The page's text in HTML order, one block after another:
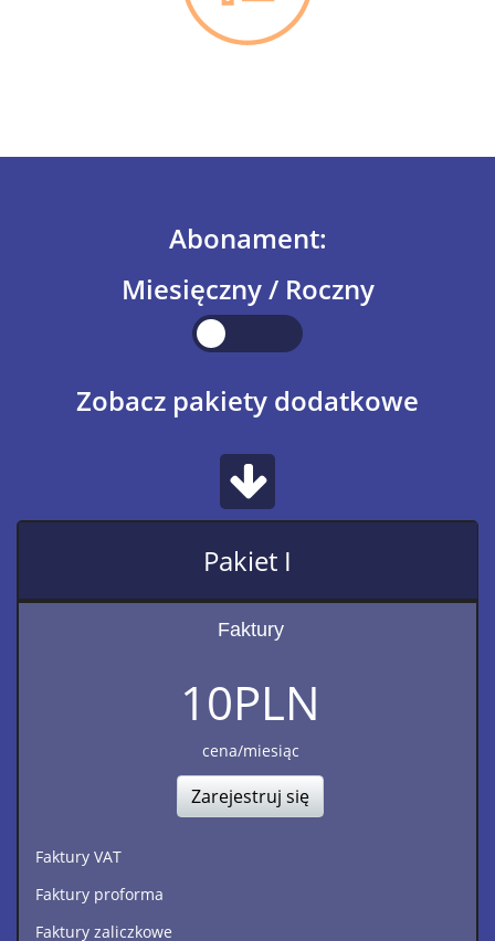
Abonament:
Miesięczny / Roczny
Zobacz pakiety dodatkowe
Pakiet I
Faktury
10PLN
cena/miesiąc
Zarejestruj się
Faktury VAT
Faktury proforma
Faktury zaliczkowe